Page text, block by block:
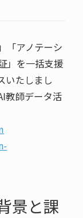
「アノテーシ
」を一括支援
いたしまし
教師データ活
景と課